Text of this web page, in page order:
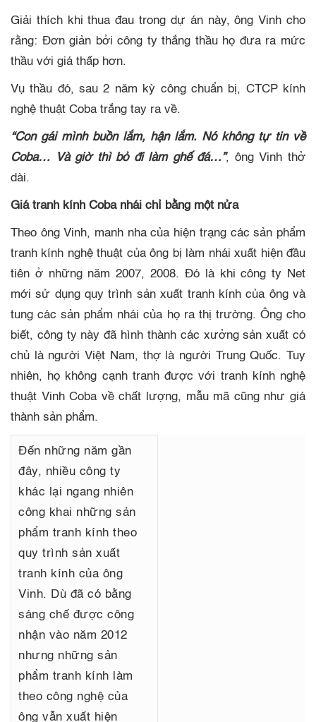
Giải thích khi thua đau trong dự án này, ông Vinh cho
rằng: Đơn giản bởi công ty thắng thầu họ đưa ra mức
thầu với giá thấp hơn.
Vụ thầu đó, sau 2 năm kỳ công chuẩn bị, CTCP kính
nghệ thuật Coba trắng tay ra về.
“Con gái mình buồn lắm, hận lắm. Nó không tự tin về
Coba… Và giờ thì bỏ đi làm ghế đá…”, ông Vinh thở
dài.
Giá tranh kính Coba nhái chỉ bằng một nửa
Theo ông Vinh, manh nha của hiện trạng các sản phẩm
tranh kính nghệ thuật của ông bị làm nhái xuất hiện đầu
tiên ở những năm 2007, 2008. Đó là khi công ty Net
mới sử dụng quy trình sản xuất tranh kính của ông và
tung các sản phẩm nhái của họ ra thị trường. Ông cho
biết, công ty này đã hình thành các xưởng sản xuất có
chủ là người Việt Nam, thợ là người Trung Quốc. Tuy
nhiên, họ không cạnh tranh được với tranh kính nghệ
thuật Vinh Coba về chất lượng, mẫu mã cũng như giá
thành sản phẩm.
Đến những năm gần
đây, nhiều công ty
khác lại ngang nhiên
công khai những sản
phẩm tranh kính theo
quy trình sản xuất
tranh kính của ông
Vinh. Dù đã có bằng
sáng chế được công
nhận vào năm 2012
nhưng những sản
phẩm tranh kính làm
theo công nghệ của
ông vẫn xuất hiện